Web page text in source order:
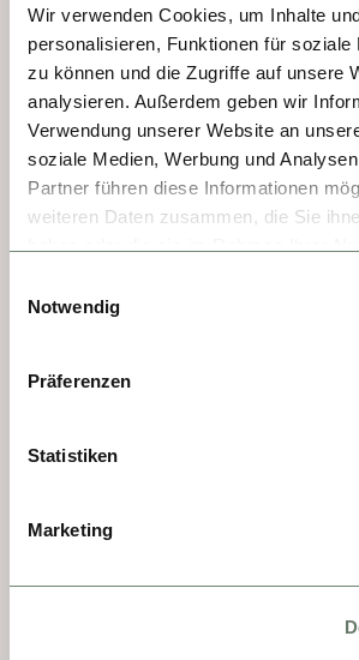
Wir verwenden Cookies, um Inhalte
personalisieren, Funktionen für soziale
zu können und die Zugriffe auf unsere
analysieren. Außerdem geben wir
Verwendung unserer Website an
soziale Medien, Werbung und
Partner führen diese Informationen
weiteren Daten zusammen, die Sie
Notwendig
Präferenzen
Statistiken
Marketing
TAG 4 - WACHAU SAIL
Sie ist UNESCO-
eine der schönsten
Europas und sie ist Heimat des
barocken Stiften und
Burgen schmiegen sich
kulinarische Traditionen zu einer